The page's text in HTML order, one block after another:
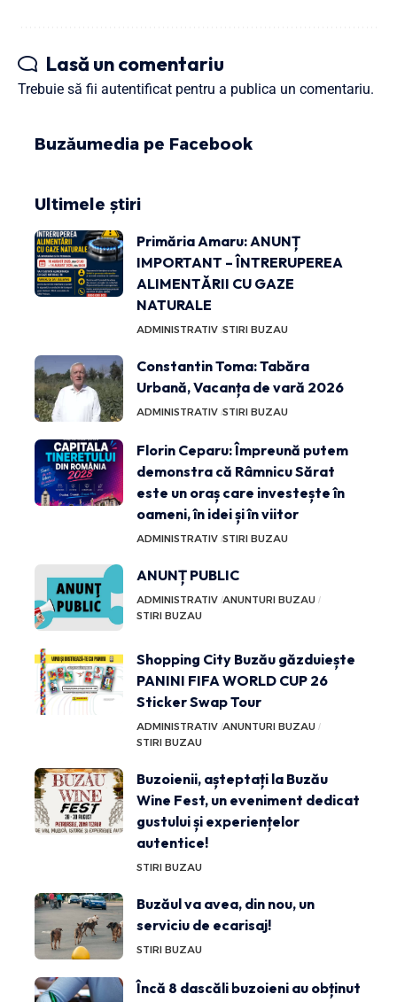
Lasă un comentariu
Trebuie să fii autentificat pentru a publica un comentariu.
Buzăumedia pe Facebook
Ultimele știri
Primăria Amaru: ANUNȚ
IMPORTANT – ÎNTRERUPEREA
ALIMENTĂRII CU GAZE
NATURALE
ADMINISTRATIV STIRI BUZAU
Constantin Toma: Tabăra
Urbană, Vacanța de vară 2026
ADMINISTRATIV STIRI BUZAU
Florin Ceparu: Împreună putem
demonstra că Râmnicu Sărat
este un oraș care investește în
oameni, în idei și în viitor
ADMINISTRATIV STIRI BUZAU
ANUNȚ PUBLIC
ADMINISTRATIV ANUNTURI BUZAU
STIRI BUZAU
Shopping City Buzău găzduiește
PANINI FIFA WORLD CUP 26
Sticker Swap Tour
ADMINISTRATIV ANUNTURI BUZAU
STIRI BUZAU
Buzoienii, așteptați la Buzău
Wine Fest, un eveniment dedicat
gustului și experiențelor
autentice!
STIRI BUZAU
Buzăul va avea, din nou, un
serviciu de ecarisaj!
STIRI BUZAU
Încă 8 dascăli buzoieni au obținut